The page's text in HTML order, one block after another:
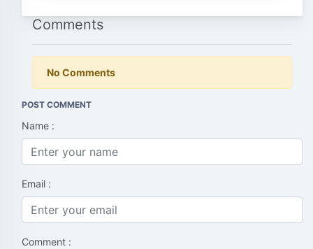
Comments
No Comments
POST COMMENT
Name :
Email :
Comment :